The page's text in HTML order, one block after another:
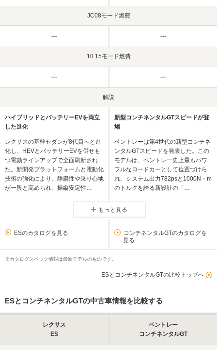
JC08モード燃費
--- ---
10.15モード燃費
--- ---
解説
ハイブリッドとバッテリーEVを両立
した進化
レクサスの基幹セダンが8代目へと進
化し、HEVとバッテリーEVを併せも
つ電動ラインアップで全面刷新され
た。新開発プラットフォームと電動化
技術の強化により、静粛性や乗り心地
が一段と高められ、操縦安定性…
新型コンチネンタルGTスピードが登
場
ベントレーは第4世代の新型コンチネ
ンタルGTスピードを発表した。この
モデルは、ベントレー史上最もパワ
フルなロードカーとして位置づけら
れ、システム出力782psと1000N・m
のトルクを誇る新設計の「…
もっと見る
ESのカタログを見る
コンチネンタルGTのカタログを
見る
※カタログスペック情報は最新モデルのものです。
ESとコンチネンタルGTの比較トップへ
ESとコンチネンタルGTの中古車情報を比較する
レクサス
ES
ベントレー
コンチネンタルGT